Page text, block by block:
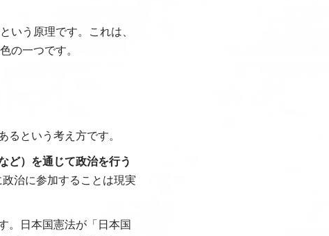
という原理です。これは、
の一つです。
るという考え方です。
ど）を通じて政治を行う
治に参加することは現実
。日本国憲法が「日本国